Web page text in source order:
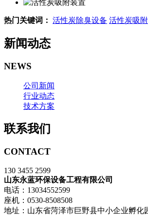
热门关键词： 活性炭除臭设备 活性炭吸
新闻动态
NEWS
公司新闻
行业动态
技术方案
联系我们
CONTACT
130 3455 2599
山东永蓝环保设备工程有限公司
电话：13034552599
座机：0530-8508508
地址：山东省菏泽市巨野县中小企业孵化